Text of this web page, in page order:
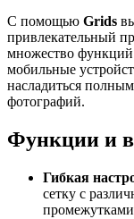
С помощью Grids
привлекательный
множество функций
мобильные
насладиться
фотографий.
Функции и
Гибкая
сетку с